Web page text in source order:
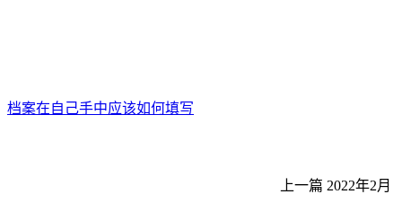
档案在自己手中应该如何填写
上一篇 2022年2月